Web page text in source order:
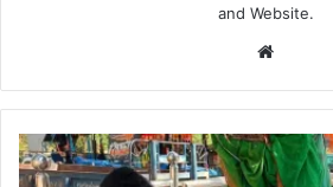
and Website.
Website